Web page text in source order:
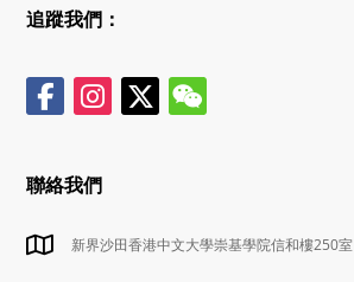
追蹤我們：
聯絡我們
新界沙田香港中文大學崇基學院信和樓250室